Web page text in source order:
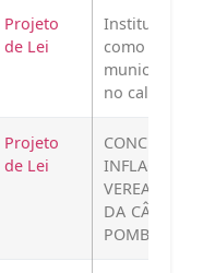
Projeto
de Lei
Institui o
como o
municipal
no
Projeto
de Lei
CONCEDE
DA
POMBAL,